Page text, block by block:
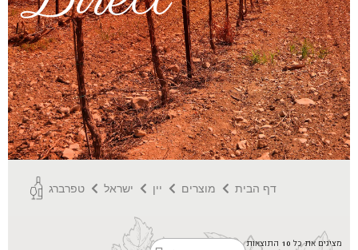
דף הבית מוצרים יין ישראל טפרברג
מציגים את כל ⁦10⁩ התוצאות